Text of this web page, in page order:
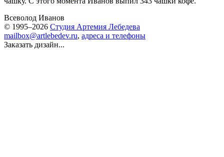
Всеволод Иванов
© 1995–2026 Студия Артемия Лебедева
mailbox@artlebedev.ru, адреса и телефоны
Заказать дизайн...